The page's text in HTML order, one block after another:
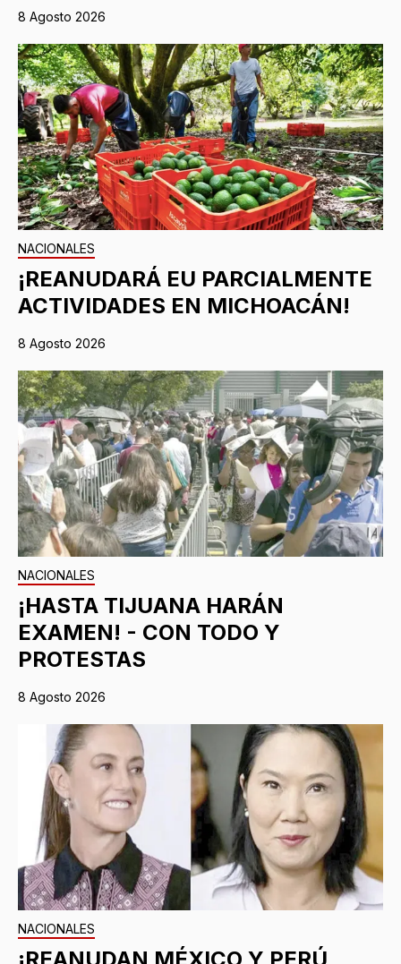
8 Agosto 2026
NACIONALES
¡REANUDARÁ EU PARCIALMENTE
ACTIVIDADES EN MICHOACÁN!
8 Agosto 2026
NACIONALES
¡HASTA TIJUANA HARÁN
EXAMEN! - CON TODO Y
PROTESTAS
8 Agosto 2026
NACIONALES